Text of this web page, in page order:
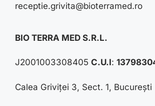
receptie.grivita@bioterramed.ro
BIO TERRA MED S.R.L.
J2001003308405 C.U.I:
Calea Griviței 3, Sect. 1, București